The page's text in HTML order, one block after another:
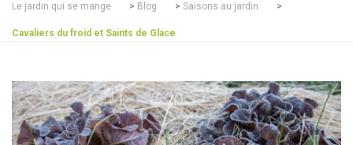
Le jardin qui se mange > Blog > Saisons au jardin >
Cavaliers du froid et Saints de Glace